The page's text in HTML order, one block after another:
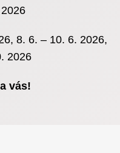
8. 6. – 10. 6. 2026,
2026
vás!